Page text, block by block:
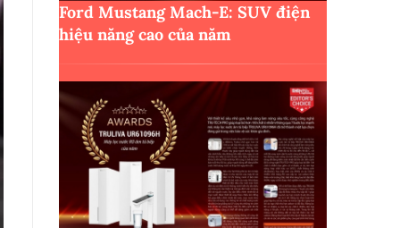
Ford Mustang Mach-E: SUV điện
hiệu năng cao của năm